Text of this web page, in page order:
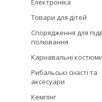
Електроніка
Товари для дітей
Спорядження для
полювання
Карнавальні костюми
Рибальські снасті та
аксесуари
Кемпінг